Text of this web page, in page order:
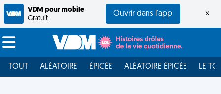
VDM pour mobile
Gratuit
Ouvrir dans l'app ×
TOUT ALÉATOIRE ÉPICÉE ALÉATOIRE ÉPICÉE LE